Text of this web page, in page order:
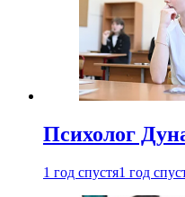
Психолог
1 год спустя1 год